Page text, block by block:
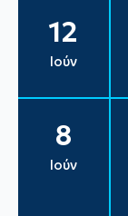
12
Ιούν
8
Ιούν